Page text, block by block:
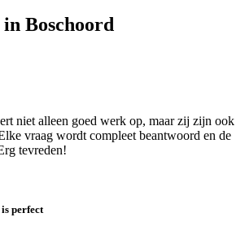
Boschoord
niet alleen goed werk op, maar zij zijn ook
vraag wordt compleet beantwoord en de
tevreden!
perfect